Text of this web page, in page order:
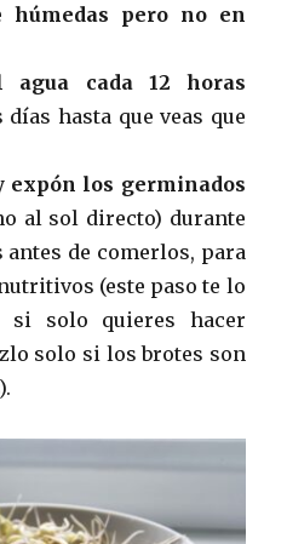
húmedas pero no en
agua cada 12 horas
hasta que veas que
expón los germinados
al sol directo) durante
antes de comerlos, para
(este paso te lo
si solo quieres hacer
solo si los brotes son